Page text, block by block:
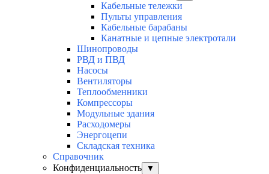
Кабельные тележки
Пульты управления
Кабельные барабаны
Канатные и цепные электротали
Шинопроводы
РВД и ПВД
Насосы
Вентиляторы
Теплообменники
Компрессоры
Модульные здания
Расходомеры
Энергоцепи
Складская техника
Справочник
Конфиденциальность
▼